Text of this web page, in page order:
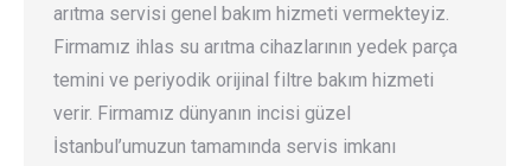
arıtma servisi genel bakım hizmeti vermekteyiz.
Firmamız ihlas su arıtma cihazlarının yedek parça
temini ve periyodik orijinal filtre bakım hizmeti
verir. Firmamız dünyanın incisi güzel
İstanbul’umuzun tamamında servis imkanı